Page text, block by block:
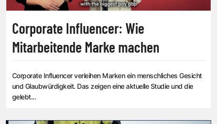
Corporate Influencer: Wie
Mitarbeitende Marke machen
Corporate Influencer verleihen Marken ein menschliches Gesicht
und Glaubwürdigkeit. Das zeigen eine aktuelle Studie und die
gelebt...